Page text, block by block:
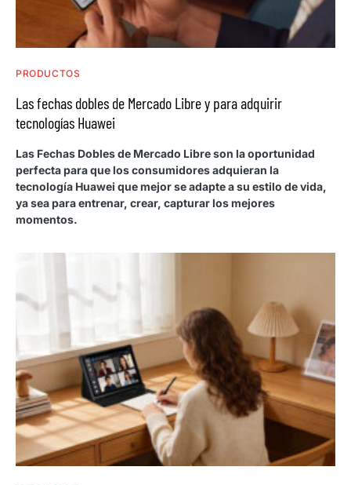
PRODUCTOS
Las fechas dobles de Mercado Libre y para adquirir
tecnologías Huawei
Las Fechas Dobles de Mercado Libre son la oportunidad
perfecta para que los consumidores adquieran la
tecnología Huawei que mejor se adapte a su estilo de vida,
ya sea para entrenar, crear, capturar los mejores
momentos.